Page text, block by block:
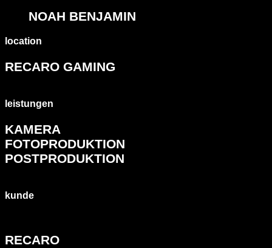
NOAH BENJAMIN
location
RECARO GAMING
leistungen
KAMERA
FOTOPRODUKTION
POSTPRODUKTION
kunde
RECARO